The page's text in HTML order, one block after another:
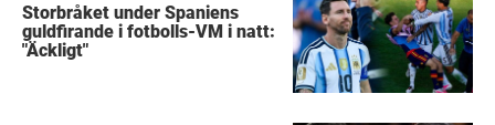
Storbråket under Spaniens
guldfirande i fotbolls-VM i natt:
"Äckligt"